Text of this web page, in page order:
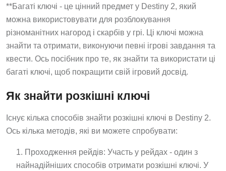
**Багаті ключі - це цінний предмет у Destiny 2, який
можна використовувати для розблокування
різноманітних нагород і скарбів у грі. Ці ключі можна
знайти та отримати, виконуючи певні ігрові завдання та
квести. Ось посібник про те, як знайти та використати ці
багаті ключі, щоб покращити свій ігровий досвід.
Як знайти розкішні ключі
Існує кілька способів знайти розкішні ключі в Destiny 2.
Ось кілька методів, які ви можете спробувати:
Проходження рейдів: Участь у рейдах - один з
найнадійніших способів отримати розкішні ключі. У